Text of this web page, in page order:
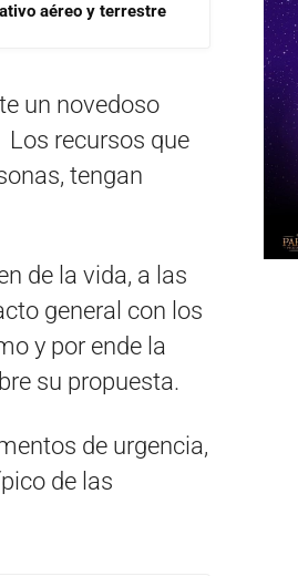
aéreo y terrestre
un novedoso
recursos que
tengan
de la vida, a las
general con los
y por ende la
su propuesta.
de urgencia,
de las